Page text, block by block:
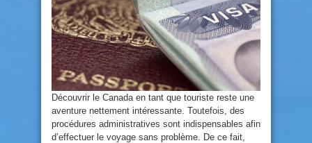
un
séjour
touristique
au
Canada
Découvrir le Canada en tant que touriste reste une
aventure nettement intéressante. Toutefois, des
procédures administratives sont indispensables afin
d’effectuer le voyage sans problème. De ce fait,